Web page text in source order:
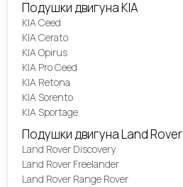
Подушки двигуна KIA
KIA Ceed
KIA Cerato
KIA Opirus
KIA Pro Ceed
KIA Retona
KIA Sorento
KIA Sportage
Подушки двигуна Land Rover
Land Rover Discovery
Land Rover Freelander
Land Rover Range Rover